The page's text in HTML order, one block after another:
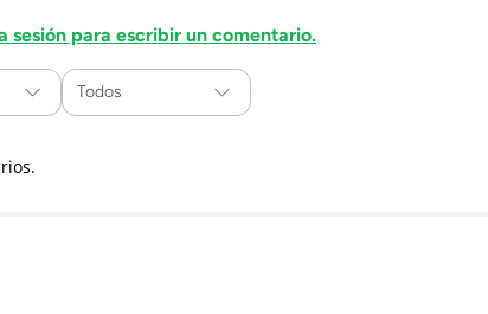
sesión para escribir un comentario.
Todos